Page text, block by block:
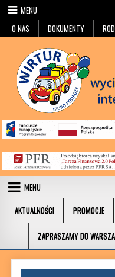
Przejdź do treści
MENU
O NAS
DOKUMENTY
MENU
AKTUALNOŚCI
PROMOCJE
ZAPRASZAMY DO